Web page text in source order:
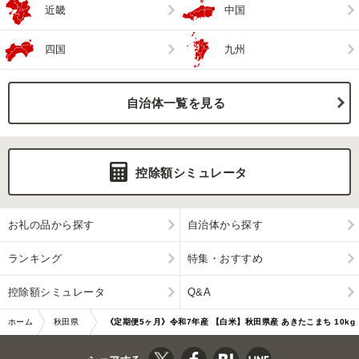
近畿 中国
四国 九州
自治体一覧を見る
控除額シミュレータ
お礼の品から探す 自治体から探す
ランキング 特集・おすすめ
控除額シミュレータ Q&A
ホーム 秋田県 《定期便5ヶ月》令和7年産 【白米】秋田県産 あきたこまち 10kg
（5kg×2袋） …|10638